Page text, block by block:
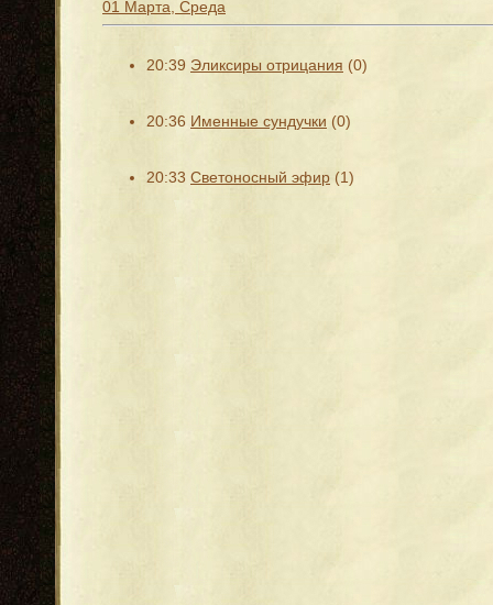
01 Марта, Среда
20:39 Эликсиры отрицания (0)
20:36 Именные сундучки (0)
20:33 Светоносный эфир (1)